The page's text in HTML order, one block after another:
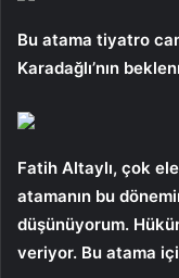
Bu atama tiyatro
Karadağlı’nın
Fatih Altaylı, çok
atamanın bu
düşünüyorum.
veriyor. Bu atama